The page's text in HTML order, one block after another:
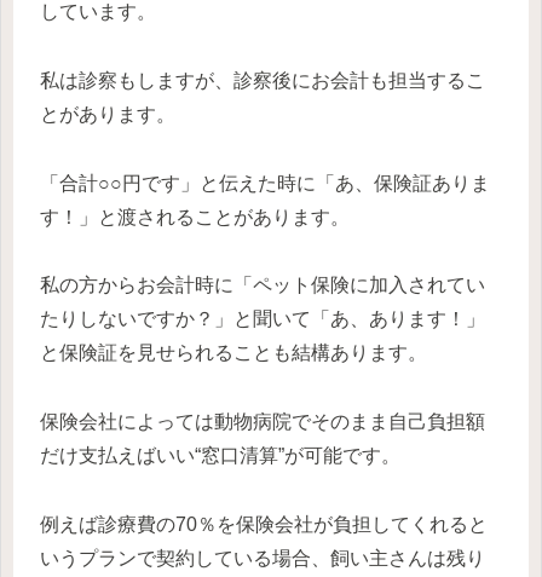
しています。
私は診察もしますが、診察後にお会計も担当するこ
とがあります。
「合計○○円です」と伝えた時に「あ、保険証ありま
す！」と渡されることがあります。
私の方からお会計時に「ペット保険に加入されてい
たりしないですか？」と聞いて「あ、あります！」
と保険証を見せられることも結構あります。
保険会社によっては動物病院でそのまま自己負担額
だけ支払えばいい“窓口清算”が可能です。
例えば診療費の70％を保険会社が負担してくれると
いうプランで契約している場合、飼い主さんは残り